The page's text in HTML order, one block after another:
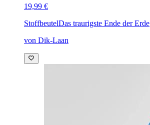
19,99 €
StoffbeutelDas traurigste Ende der Erde
von Dik-Laan